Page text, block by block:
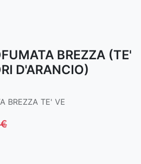
BREZZA (TE'
D'ARANCIO)
BREZZA TE' VE